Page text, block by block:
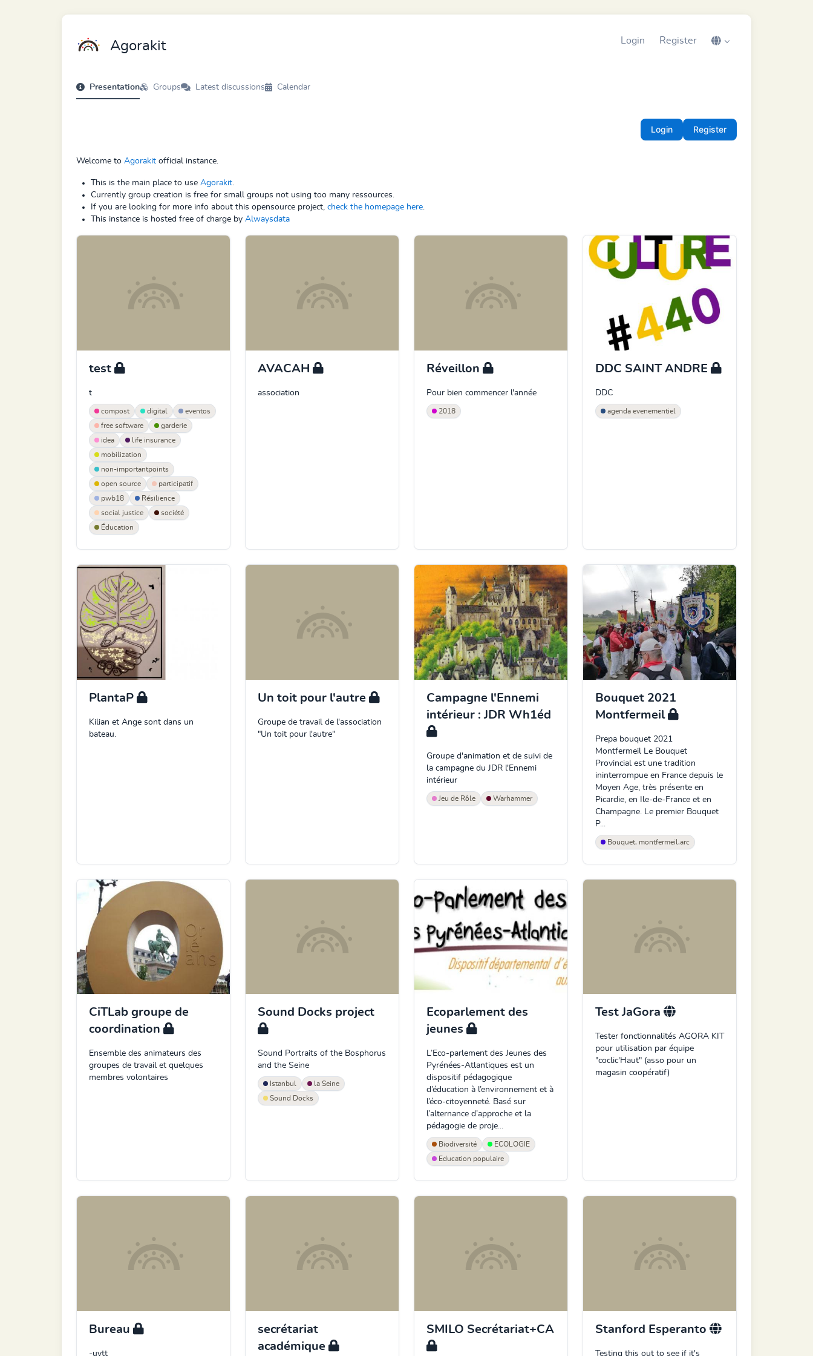
Agorakit Login Register
Presentation Groups Latest discussions Calendar
Login Register
Welcome to Agorakit official instance.
This is the main place to use Agorakit.
Currently group creation is free for small groups not using too many ressources.
If you are looking for more info about this opensource project, check the homepage here.
This instance is hosted free of charge by Alwaysdata
test
t
compost digital
eventos
free software
garderie
idea
life insurance
mobilization
non-importantpoints
open source
participatif
pwb18
Résilience
social justice
société
Éducation
AVACAH
association
Réveillon
Pour bien commencer l'année
2018
DDC SAINT ANDRE
DDC
agenda evenementiel
PlantaP
Kilian et Ange sont dans un
bateau.
Un toit pour l'autre
Groupe de travail de l'association
"Un toit pour l'autre"
Campagne l'Ennemi
intérieur : JDR Wh1éd
Groupe d'animation et de suivi de
la campagne du JDR l'Ennemi
intérieur
Jeu de Rôle Warhammer
Bouquet 2021
Montfermeil
Prepa bouquet 2021
Montfermeil Le Bouquet
Provincial est une tradition
ininterrompue en France depuis le
Moyen Age, très présente en
Picardie, en Ile-de-France et en
Champagne. Le premier Bouquet
P...
Bouquet, montfermeil,arc
CiTLab groupe de
coordination
Ensemble des animateurs des
groupes de travail et quelques
membres volontaires
Sound Docks project
Sound Portraits of the Bosphorus
and the Seine
Istanbul
la Seine
Sound Docks
Ecoparlement des
jeunes
L’Eco-parlement des Jeunes des
Pyrénées-Atlantiques est un
dispositif pédagogique
d’éducation à l’environnement et à
l’éco-citoyenneté. Basé sur
l’alternance d’approche et la
pédagogie de proje...
Biodiversité
ECOLOGIE
Education populaire
Test JaGora
Tester fonctionnalités AGORA KIT
pour utilisation par équipe
"coclic'Haut" (asso pour un
magasin coopératif)
Bureau
-uytt
secrétariat
académique
SMILO Secrétariat+CA Stanford Esperanto
Testing this out to see if it's